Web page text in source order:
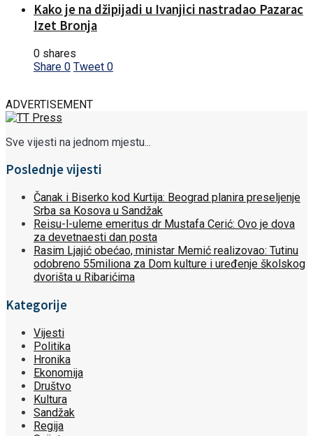
Kako je na džipijadi u Ivanjici nastradao Pazarac
Izet Bronja
0 shares
Share 0 Tweet 0
ADVERTISEMENT
Sve vijesti na jednom mjestu...
Poslednje vijesti
Čanak i Biserko kod Kurtija: Beograd planira preseljenje
Srba sa Kosova u Sandžak
Reisu-l-uleme emeritus dr Mustafa Cerić: Ovo je dova
za devetnaesti dan posta
Rasim Ljajić obećao, ministar Memić realizovao: Tutinu
odobreno 55miliona za Dom kulture i uređenje školskog
dvorišta u Ribarićima
Kategorije
Vijesti
Politika
Hronika
Ekonomija
Društvo
Kultura
Sandžak
Regija